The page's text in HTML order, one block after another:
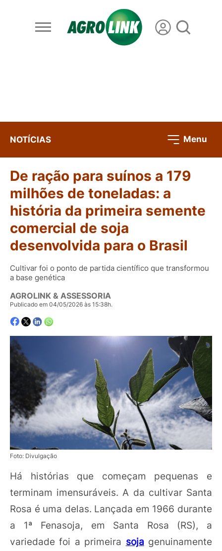
NOTÍCIAS Menu
De ração para suínos a 179
milhões de toneladas: a
história da primeira semente
comercial de soja
desenvolvida para o Brasil
Cultivar foi o ponto de partida científico que transformou
a base genética
AGROLINK & ASSESSORIA
Publicado em 04/05/2026 às 15:38h.
Foto: Divulgação
Há histórias que começam pequenas e
terminam imensuráveis. A da cultivar Santa
Rosa é uma delas. Lançada em 1966 durante
a 1ª Fenasoja, em Santa Rosa (RS), a
variedade foi a primeira soja genuinamente